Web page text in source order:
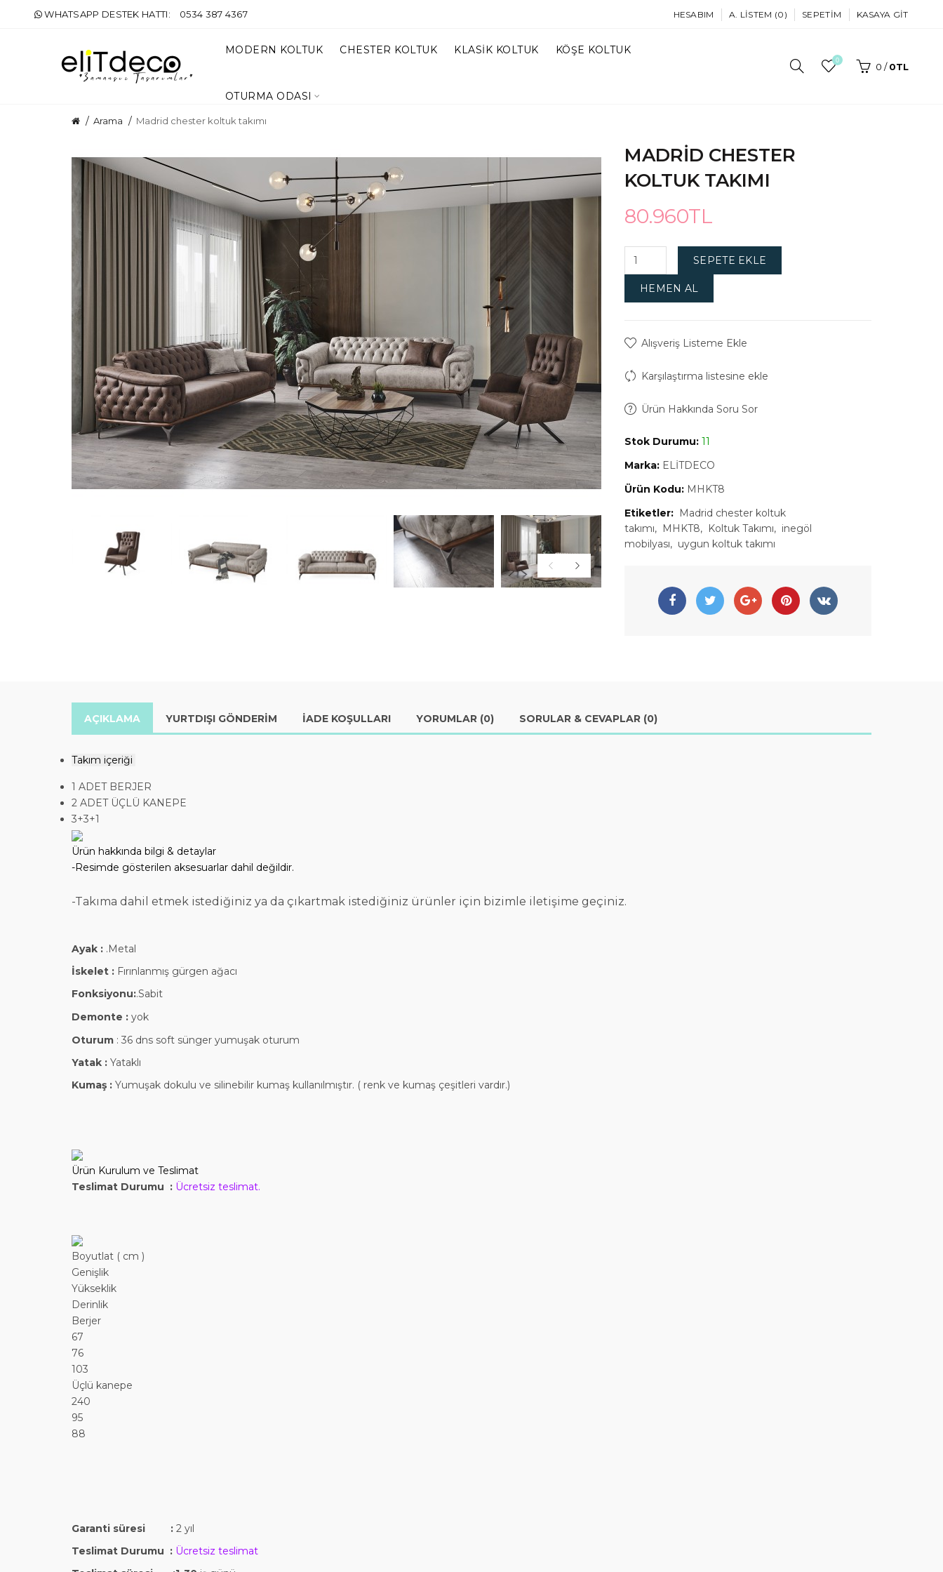
WHATSAPP DESTEK HATTI: 0534 387 4367 HESABIM A. LISTEM (0) SEPETIM KASAYA GIT
MODERN KOLTUK CHESTER KOLTUK KLASIK KOLTUK KÖŞE KOLTUK
OTURMA ODASI
0
0 / 0TL
Arama Madrid chester koltuk takımı
MADRID CHESTER
KOLTUK TAKIMI
80.960TL
SEPETE EKLE
HEMEN AL
Alışveriş Listeme Ekle
Karşılaştırma listesine ekle
Ürün Hakkında Soru Sor
Stok Durumu: 11
Marka: ELİTDECO
Ürün Kodu: MHKT8
Etiketler: Madrid chester koltuk
takımı
MHKT8 Koltuk Takımı
inegöl
mobilyası
uygun koltuk takımı
AÇIKLAMA YURTDIŞI GÖNDERİM İADE KOŞULLARI YORUMLAR (0) SORULAR & CEVAPLAR (0)
Takım içeriği
1 ADET BERJER
2 ADET ÜÇLÜ KANEPE
3+3+1
Ürün hakkında bilgi & detaylar
-Resimde gösterilen aksesuarlar dahil değildir.
-Takıma dahil etmek istediğiniz ya da çıkartmak istediğiniz ürünler için bizimle iletişime geçiniz.
Ayak : .Metal
İskelet : Fırınlanmış gürgen ağacı
Fonksiyonu:.Sabit
Demonte : yok
Oturum : 36 dns soft sünger yumuşak oturum
Yatak : Yataklı
Kumaş : Yumuşak dokulu ve silinebilir kumaş kullanılmıştır. ( renk ve kumaş çeşitleri vardır.)
Ürün Kurulum ve Teslimat
Teslimat Durumu : Ücretsiz teslimat.
Boyutlat ( cm )
Genişlik
Yükseklik
Derinlik
Berjer
67
76
103
Üçlü kanepe
240
95
88
Garanti süresi : 2 yıl
Teslimat Durumu : Ücretsiz teslimat